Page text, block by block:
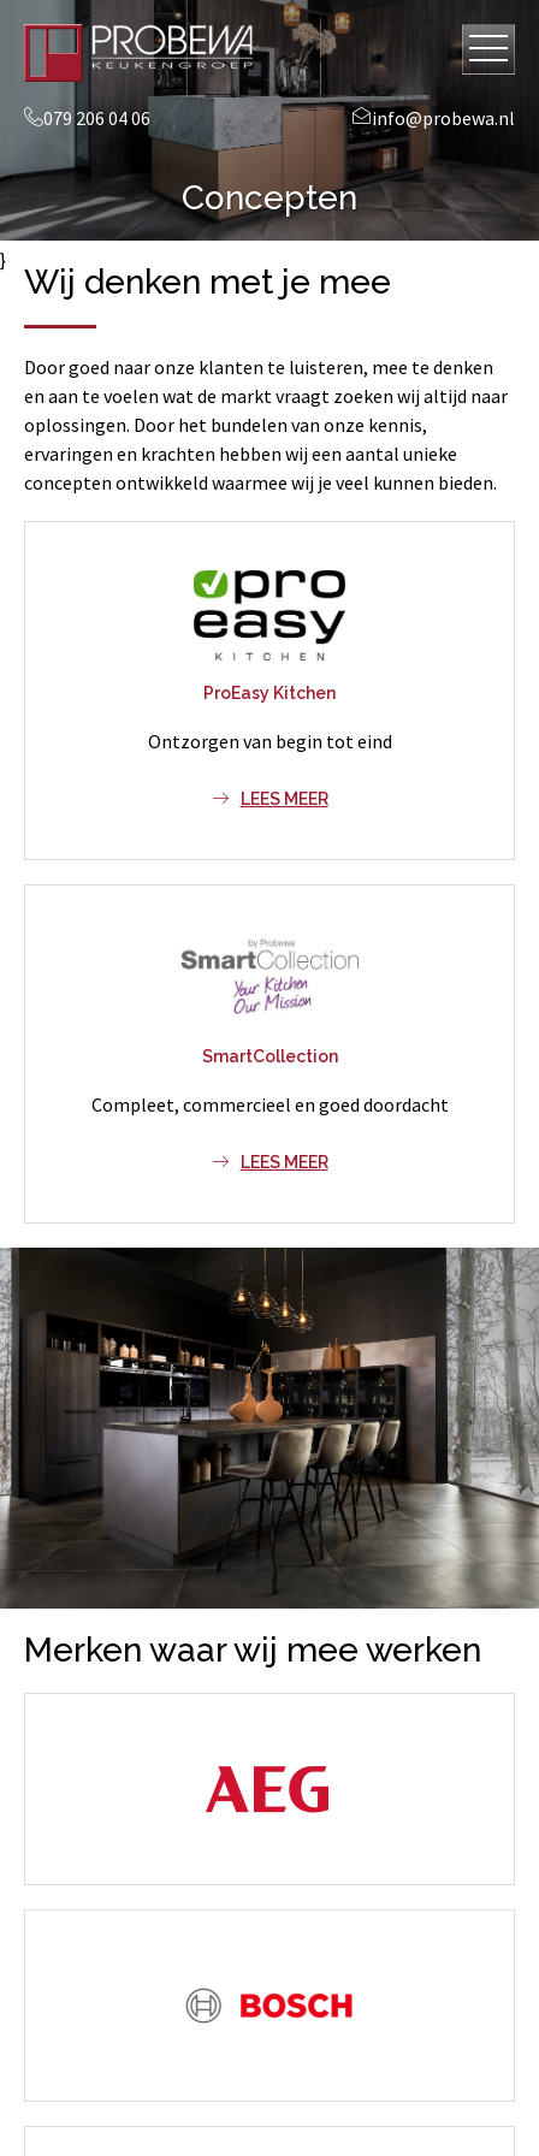
079 206 04 06 info@probewa.nl
Concepten
}
Wij denken met je mee
Door goed naar onze klanten te luisteren, mee te denken
en aan te voelen wat de markt vraagt zoeken wij altijd naar
oplossingen. Door het bundelen van onze kennis,
ervaringen en krachten hebben wij een aantal unieke
concepten ontwikkeld waarmee wij je veel kunnen bieden.
ProEasy Kitchen
Ontzorgen van begin tot eind
LEES MEER
SmartCollection
Compleet, commercieel en goed doordacht
LEES MEER
Merken waar wij mee werken